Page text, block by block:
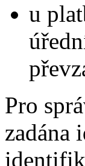
u
Pro
zadána